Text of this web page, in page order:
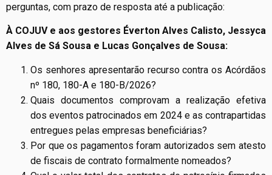
perguntas, com prazo de resposta até a publicação:
À COJUV e aos gestores Éverton Alves Calisto, Jessyca
Alves de Sá Sousa e Lucas Gonçalves de Sousa:
Os senhores apresentarão recurso contra os Acórdãos
nº 180, 180-A e 180-B/2026?
Quais documentos comprovam a realização efetiva
dos eventos patrocinados em 2024 e as contrapartidas
entregues pelas empresas beneficiárias?
Por que os pagamentos foram autorizados sem atesto
de fiscais de contrato formalmente nomeados?